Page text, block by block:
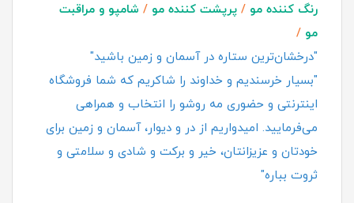
رنگ کننده مو / پرپشت کننده مو / شامپو و مراقبت
مو /
"درخشان‌ترین ستاره در آسمان و زمین باشید"
"بسیار خرسندیم و خداوند را شاکریم که شما فروشگاه
اینترنتی و حضوری مه روشو را انتخاب و همراهی
می‌فرمایید. امیدواریم از در و دیوار، آسمان و زمین برای
خودتان و عزیزانتان، خیر و برکت و شادی و سلامتی و
ثروت بباره"